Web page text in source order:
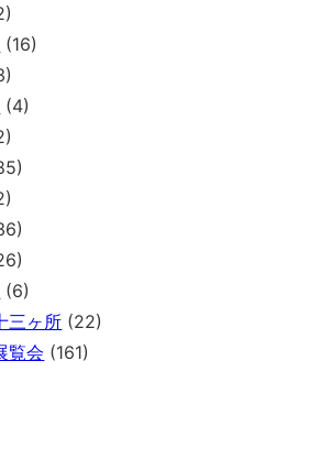
(16)
(4)
(6)
三ヶ所 (22)
覧会 (161)